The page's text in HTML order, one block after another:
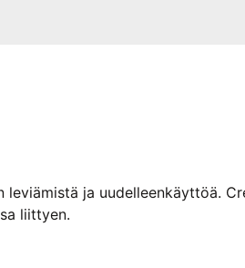
ja uudelleenkäyttöä.
liittyen.